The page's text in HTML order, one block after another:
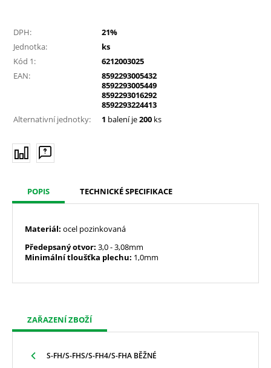
DPH:
21%
Jednotka:
ks
Kód 1:
6212003025
EAN:
8592293005432
8592293005449
8592293016292
8592293224413
Alternativní jednotky:
1 balení je200 ks
POPIS TECHNICKÉ SPECIFIKACE
Materiál: ocel pozinkovaná
Předepsaný otvor: 3,0- 3,08mm
Minimální tloušťka plechu: 1,0mm
ZAŘAZENÍ ZBOŽÍ
S-FH/S-FHS/S-FH4/S-FHA BĚŽNÉ